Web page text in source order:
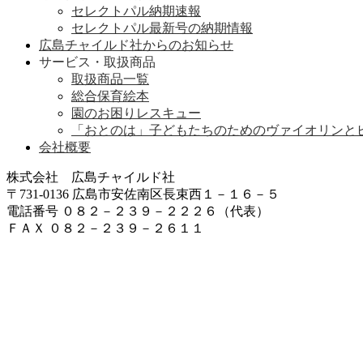
セレクトパル納期速報
セレクトパル最新号の納期情報
広島チャイルド社からのお知らせ
サービス・取扱商品
取扱商品一覧
総合保育絵本
園のお困りレスキュー
「おとのは」子どもたちのためのヴァイオリンと
会社概要
株式会社 広島チャイルド社
〒731-0136 広島市安佐南区長束西１－１６－５
電話番号 ０８２－２３９－２２２６（代表）
ＦＡＸ ０８２－２３９－２６１１